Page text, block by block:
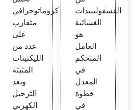
لتمايز
المكون
ة للد
م. - ال
معاهد
الوطني
ة للص
حة
كروماتوجرافي
متقارب
على
عدد من
الليكتينات
المثبتة
وبعد
الترحيل
الكهربي
من خ
ط الخ
لايا ال
شبيهة
بالبلاع
م P3
88D1
- Pub
Med
الفسفوليبيدات
الغشائية
هو
العامل
المتحكم
في
المعدل
خطوة
في